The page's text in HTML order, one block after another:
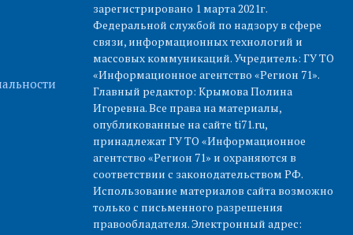
зарегистрировано 1 марта 2021г.
Федеральной службой по надзору в сфере
связи, информационных технологий и
массовых коммуникаций. Учредитель: ГУ ТО
«Информационное агентство «Регион 71».
Главный редактор: Крымова Полина
Игоревна. Все права на материалы,
опубликованные на сайте ti71.ru,
принадлежат ГУ ТО «Информационное
агентство «Регион 71» и охраняются в
соответствии с законодательством РФ.
Использование материалов сайта возможно
только с письменного разрешения
правообладателя. Электронный адрес: